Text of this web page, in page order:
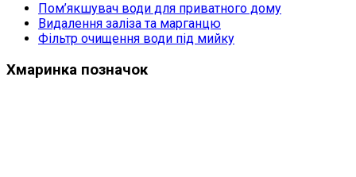
Пом’якшувач води для приватного дому
Видалення заліза та марганцю
Фільтр очищення води під мийку
Хмаринка позначок